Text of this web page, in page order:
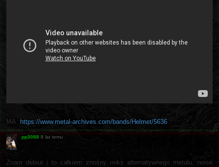
MA: https://www.metal-archives.com/bands/Helmet/5636
pp3088 8 lat temu
Znam debiut i to całkiem znośny miks alternatywnego metalu, noise